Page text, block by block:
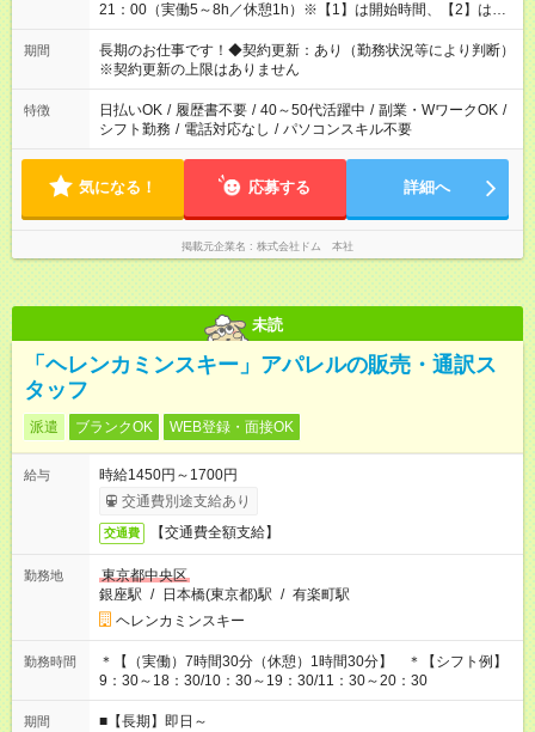
21：00（実働5～8h／休憩1h）※【1】は開始時間、【2】は終
了時間が固定になります★最低時間数の固定OK
期間
長期のお仕事です！◆契約更新：あり（勤務状況等により判断）
※契約更新の上限はありません
特徴 日払いOK / 履歴書不要 / 40～50代活躍中 / 副業・WワークOK /
シフト勤務 / 電話対応なし / パソコンスキル不要
気になる！ 応募する 詳細へ
掲載元企業名 株式会社ドム 本社
未読
「ヘレンカミンスキー」アパレルの販売・通訳ス
タッフ
派遣 ブランクOK WEB登録・面接OK
給与
時給1450円～1700円
交通費別途支給あり
交通費 【交通費全額支給】
勤務地
東京都中央区
銀座駅 / 日本橋(東京都)駅 / 有楽町駅
ヘレンカミンスキー
勤務時間
＊【（実働）7時間30分（休憩）1時間30分】 ＊【シフト例】
9：30～18：30/10：30～19：30/11：30～20：30
期間 ■【長期】即日～